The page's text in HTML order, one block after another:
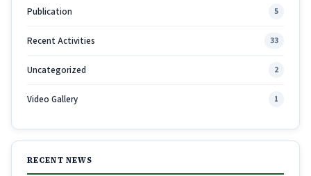
Publication 5
Recent Activities 33
Uncategorized 2
Video Gallery 1
RECENT NEWS